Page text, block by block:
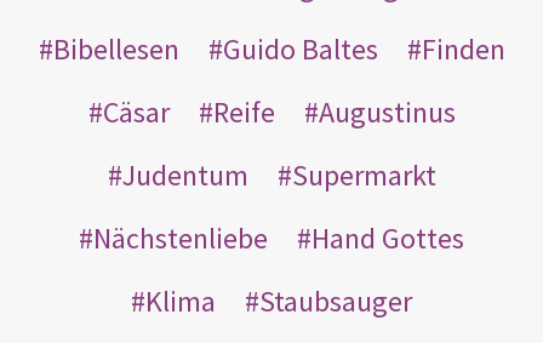
Bibellesen
Guido Baltes
Finden
Cäsar
Reife
Augustinus
Judentum
Supermarkt
Nächstenliebe
Hand Gottes
Klima
Staubsauger